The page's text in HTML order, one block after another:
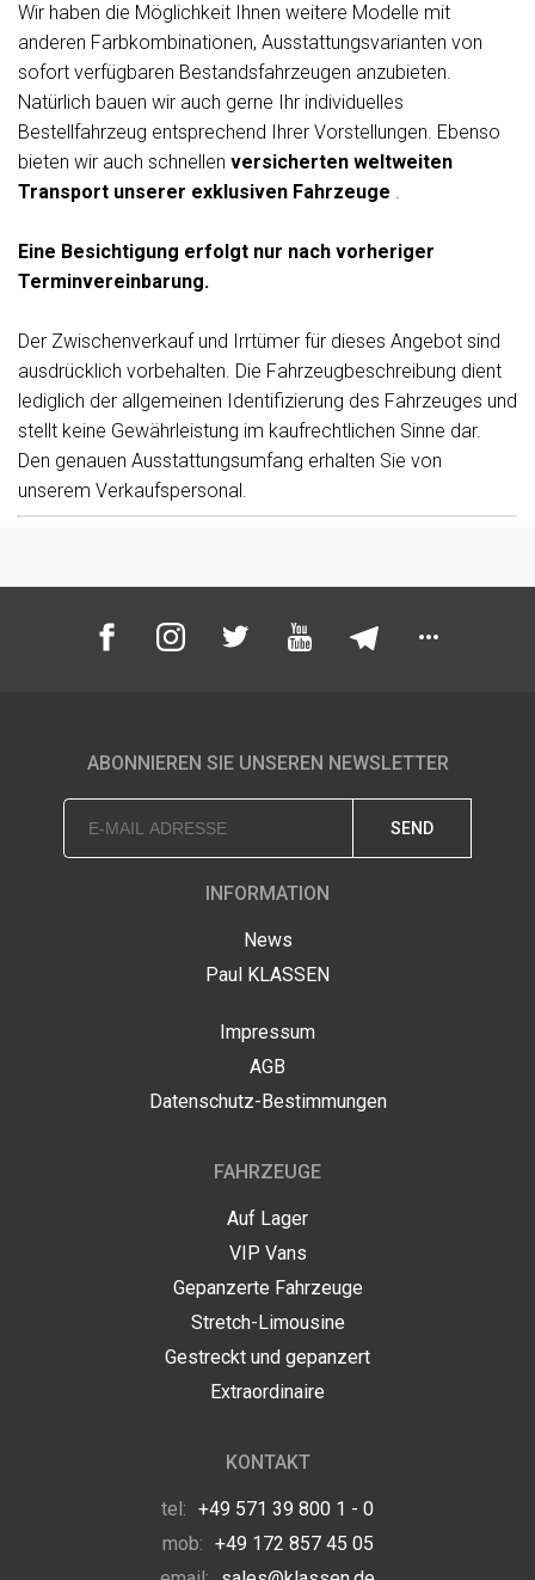
Wir haben die Möglichkeit Ihnen weitere Modelle mit
anderen Farbkombinationen, Ausstattungsvarianten von
sofort verfügbaren Bestandsfahrzeugen anzubieten.
Natürlich bauen wir auch gerne Ihr individuelles
Bestellfahrzeug entsprechend Ihrer Vorstellungen. Ebenso
bieten wir auch schnellen versicherten weltweiten
Transport unserer exklusiven Fahrzeuge .
Eine Besichtigung erfolgt nur nach vorheriger
Terminvereinbarung.
Der Zwischenverkauf und Irrtümer für dieses Angebot sind
ausdrücklich vorbehalten. Die Fahrzeugbeschreibung dient
lediglich der allgemeinen Identifizierung des Fahrzeuges und
stellt keine Gewährleistung im kaufrechtlichen Sinne dar.
Den genauen Ausstattungsumfang erhalten Sie von
unserem Verkaufspersonal.
INFORMATION
News
Paul KLASSEN
Impressum
AGB
Datenschutz-Bestimmungen
FAHRZEUGE
Auf Lager
VIP Vans
Gepanzerte Fahrzeuge
Stretch-Limousine
Gestreckt und gepanzert
Extraordinaire
KONTAKT
tel: +49 571 39 800 1 - 0
mob: +49 172 857 45 05
ABONNIEREN SIE UNSEREN NEWSLETTER
SEND